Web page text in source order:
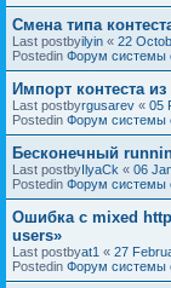
Смена типа
Last postbyilyin « 22
Postedin Форум системы
Импорт контеста
Last postbyrgusarev « 05
Postedin Форум системы
Бесконечный
Last postbyIlyaCk « 06
Postedin Форум системы
Ошибка с mixed
users»
Last postbyat1 « 27
Postedin Форум системы